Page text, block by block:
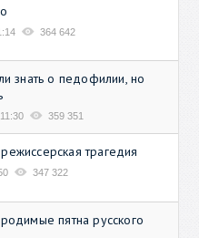
364 642
знать о педофилии, но
11:30 359 351
трагедия
347 322
пятна русского